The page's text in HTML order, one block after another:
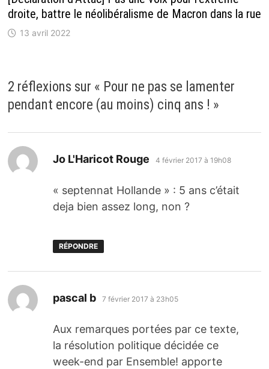
droite, battre le néolibéralisme de Macron dans la rue
13 avril 2022
2 réflexions sur « Pour ne pas se lamenter
pendant encore (au moins) cinq ans ! »
Jo L'Haricot Rouge dit :
4 février 2017 à 19h08
« septennat Hollande » : 5 ans c’était
deja bien assez long, non ?
RÉPONDRE
pascal b dit :
7 février 2017 à 23h05
Aux remarques portées par ce texte,
la résolution politique décidée ce
week-end par Ensemble! apporte